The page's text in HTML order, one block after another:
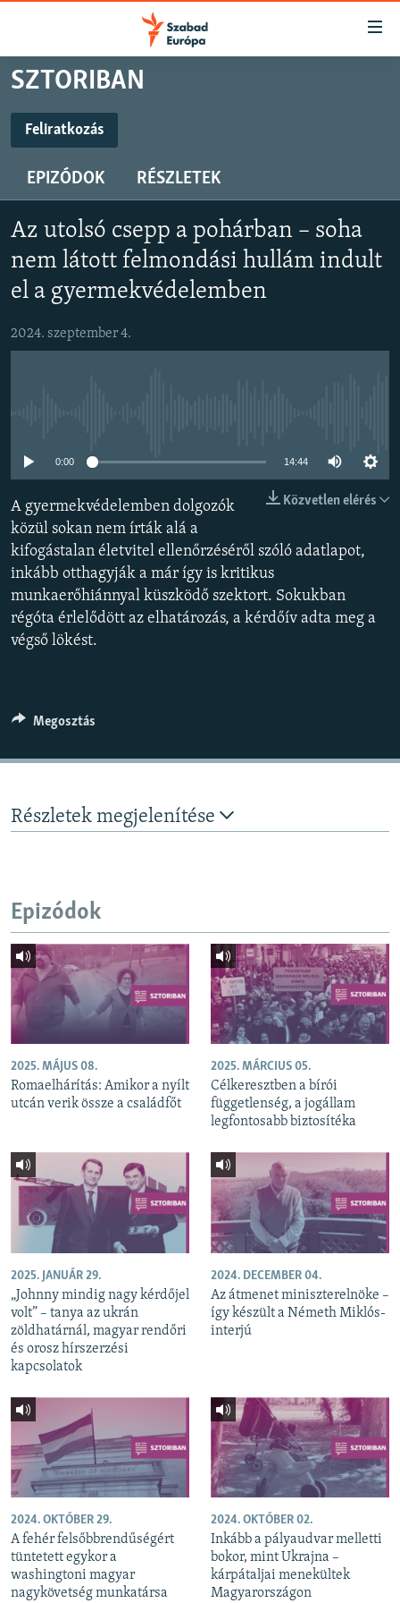
Akadálymentes
Ugrás
fő
oldalra
tartalomjegyzékre
Ugrás
keresésre
AKTUÁLIS
ELEMZŐ
NER15
SZABADON
DEMOKRÁCIA
KLÍMAVÁLTOZÁS
A MÚLT TANULSÁGAI
KÖVESSEN MINKET!
Valamennyi RFE/RL weboldal
SZTORIBAN
Feliratkozás
Feliratkozás
EPIZÓDOK RÉSZLETEK
Az utolsó csepp a pohárban – soha
nem látott felmondási hullám indult
el a gyermekvédelemben
2024. szeptember 4.
0:00 14:44
Közvetlen elérés
A gyermekvédelemben dolgozók
közül sokan nem írták alá a
kifogástalan életvitel ellenőrzéséről szóló adatlapot,
inkább otthagyják a már így is kritikus
munkaerőhiánnyal küszködő szektort. Sokukban
régóta érlelődött az elhatározás, a kérdőív adta meg a
végső lökést.
Megosztás
Részletek megjelenítése
Epizódok
2025. MÁJUS 08.
Romaelhárítás: Amikor a nyílt
utcán verik össze a családfőt
2025. MÁRCIUS 05.
Célkeresztben a bírói
függetlenség, a jogállam
legfontosabb biztosítéka
2025. JANUÁR 29.
„Johnny mindig nagy kérdőjel
volt” – tanya az ukrán
zöldhatárnál, magyar rendőri
és orosz hírszerzési
kapcsolatok
2024. DECEMBER 04.
Az átmenet miniszterelnöke –
így készült a Németh Miklós-
interjú
2024. OKTÓBER 29.
A fehér felsőbbrendűségért
tüntetett egykor a
washingtoni magyar
nagykövetség munkatársa
2024. OKTÓBER 02.
Inkább a pályaudvar melletti
bokor, mint Ukrajna –
kárpátaljai menekültek
Magyarországon